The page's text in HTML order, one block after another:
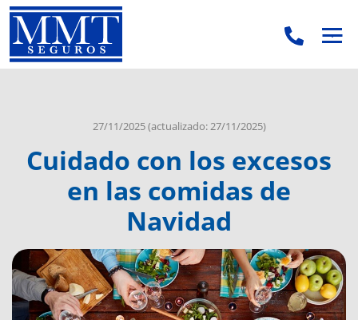
..
27/11/2025(actualizado: 27/11/2025)
Cuidado con los excesos
en las comidas de
Navidad